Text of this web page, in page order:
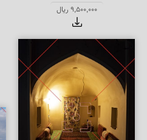
روی در قبله معنی به بیابان نرود
9,500,000 ریال